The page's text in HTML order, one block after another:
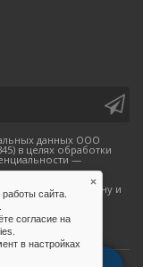
данных ООО
в целях обработки
—
по телефону и
сайта.
согласие на
в настройках
×